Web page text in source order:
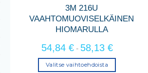
3M 216U
VAAHTOMUOVISELKÄINEN
HIOMARULLA
54,84 €- 58,13 €
Valitse vaihtoehdoista